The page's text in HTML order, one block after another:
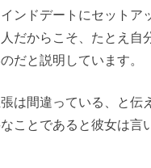
ンドデートにセットア
だからこそ、たとえ自
だと説明しています。
は間違っている、と伝
ことであると彼女は言